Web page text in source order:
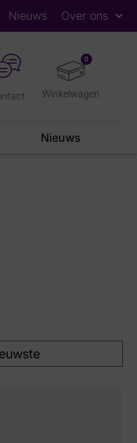
Nieuws Over ons
0
Nieuws